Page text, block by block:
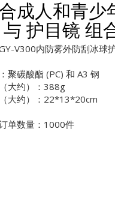
成人和青少
护目镜 组
V300内防雾外防刮冰球
聚碳酸酯 (PC) 和 A3 钢
大约）：388g
大约）：22*13*20cm
单数量：1000件